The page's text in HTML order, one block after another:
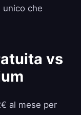
unico che
vs
al mese per